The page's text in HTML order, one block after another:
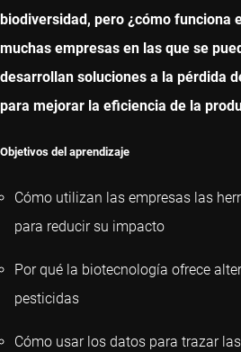
biodiversidad, pero ¿cómo funciona
muchas empresas en las que se
desarrollan soluciones a la pérdida
para mejorar la eficiencia de la
Objetivos del aprendizaje
Cómo utilizan las empresas las
para reducir su impacto
Por qué la biotecnología ofrece
pesticidas
Cómo usar los datos para trazar